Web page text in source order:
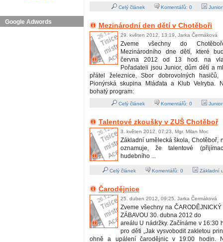
Google Adwords
Celý článek Komentářů: 0
Mezinárodní den dětí v Chotěboři
29. květen 2012, 13:19, Jarka Čermáková
Zveme všechny do
Mezinárodního dne dětí, které
června 2012 od 13 hod. na
Pořadateli jsou Junior, dům dětí a
přátel železnice, Sbor dobrovolných hasičů,
Pionýrská skupina Mláďata a Klub Velryba.
bohatý program:
Celý článek Komentářů: 0
Talentové zkoušky v ZUŠ Chotěboř
3. květen 2012, 07:23, Mgr. Milan Moc
Základní umělecká škola, Chotěboř,
oznamuje, že talentové
hudebního ...
Celý článek Komentářů: 0 Základní
Čarodějnice
25. duben 2012, 09:25, Jarka Čermáková
Zveme všechny na
ZÁBAVOU 30. dubna 2012 do
areálu U nádržky. Začínáme v 16:30
pro děti „Jak vysvobodit zakletou
ohně a upálení čarodějnic v 19:00 hodin.